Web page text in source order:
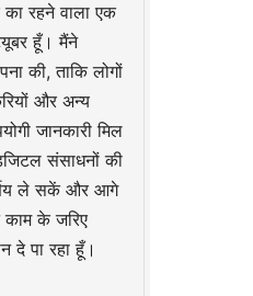
रहने वाला एक
हूँ। मैंने
की, ताकि लोगों
और अन्य
जानकारी मिल
संसाधनों की
ले सकें और आगे
के जरिए
दे पा रहा हूँ।